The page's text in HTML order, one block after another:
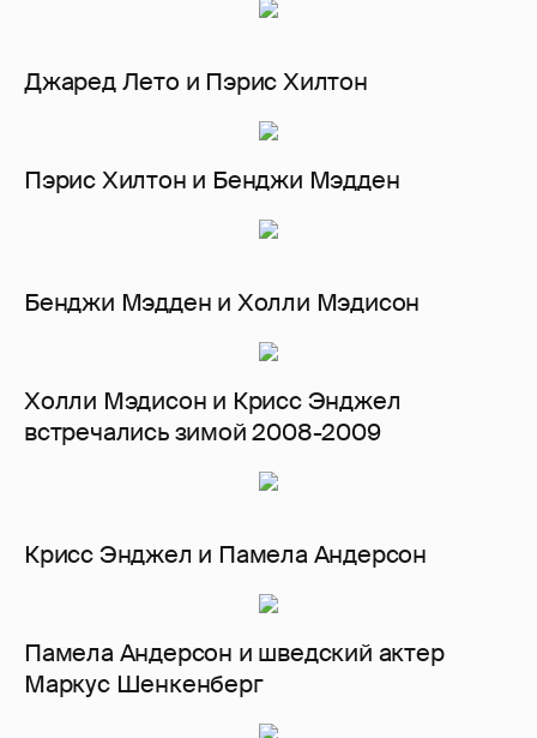
Джаред Лето и Пэрис Хилтон
Пэрис Хилтон и Бенджи Мэдден
Бенджи Мэдден и Холли Мэдисон
Холли Мэдисон и Крисс Энджел
встречались зимой 2008-2009
Крисс Энджел и Памела Андерсон
Памела Андерсон и шведский актер
Маркус Шенкенберг